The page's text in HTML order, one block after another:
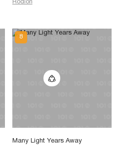
Rodion
Many Light Years Away